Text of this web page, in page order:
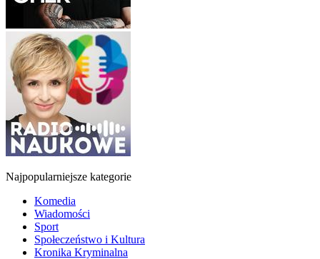
Najpopularniejsze kategorie
Komedia
Wiadomości
Sport
Społeczeństwo i Kultura
Kronika Kryminalna